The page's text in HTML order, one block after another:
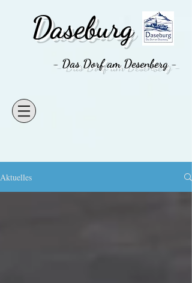
Daseburg
- Das Dorf am Desenberg -
Aktuelles